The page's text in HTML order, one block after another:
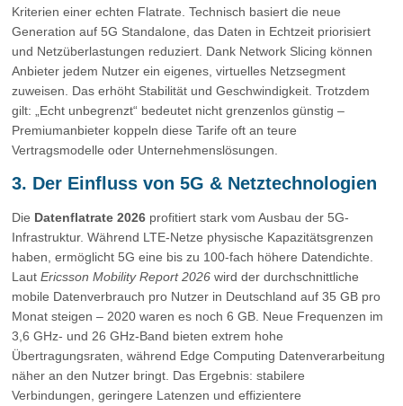
Kriterien einer echten Flatrate. Technisch basiert die neue
Generation auf 5G Standalone, das Daten in Echtzeit priorisiert
und Netzüberlastungen reduziert. Dank Network Slicing können
Anbieter jedem Nutzer ein eigenes, virtuelles Netzsegment
zuweisen. Das erhöht Stabilität und Geschwindigkeit. Trotzdem
gilt: „Echt unbegrenzt“ bedeutet nicht grenzenlos günstig –
Premiumanbieter koppeln diese Tarife oft an teure
Vertragsmodelle oder Unternehmenslösungen.
3. Der Einfluss von 5G & Netztechnologien
Die Datenflatrate 2026 profitiert stark vom Ausbau der 5G-
Infrastruktur. Während LTE-Netze physische Kapazitätsgrenzen
haben, ermöglicht 5G eine bis zu 100-fach höhere Datendichte.
LautEricsson Mobility Report 2026 wird der durchschnittliche
mobile Datenverbrauch pro Nutzer in Deutschland auf 35 GB pro
Monat steigen – 2020 waren es noch 6 GB. Neue Frequenzen im
3,6 GHz- und 26 GHz-Band bieten extrem hohe
Übertragungsraten, während Edge Computing Datenverarbeitung
näher an den Nutzer bringt. Das Ergebnis: stabilere
Verbindungen, geringere Latenzen und effizientere